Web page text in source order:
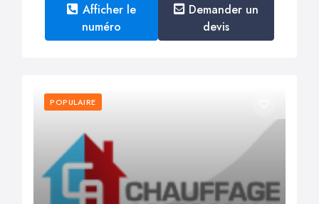
Afficher le
numéro
Demander un
devis
POPULAIRE